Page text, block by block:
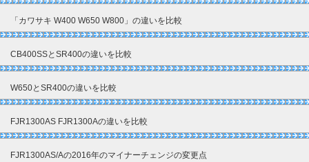
「カワサキ W400 W650 W800」の違いを比較
CB400SSとSR400の違いを比較
W650とSR400の違いを比較
FJR1300AS FJR1300Aの違いを比較
FJR1300AS/Aの2016年のマイナーチェンジの変更点